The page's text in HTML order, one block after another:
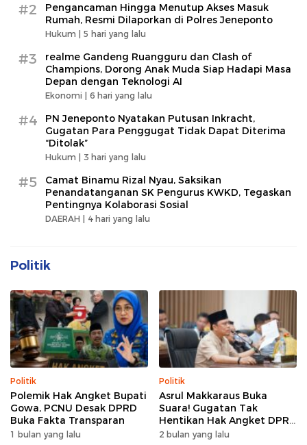
#2
Pengancaman Hingga Menutup Akses Masuk
Rumah, Resmi Dilaporkan di Polres Jeneponto
Hukum | 5 hari yang lalu
#3
realme Gandeng Ruangguru dan Clash of
Champions, Dorong Anak Muda Siap Hadapi Masa
Depan dengan Teknologi AI
Ekonomi | 6 hari yang lalu
#4
PN Jeneponto Nyatakan Putusan Inkracht,
Gugatan Para Penggugat Tidak Dapat Diterima
“Ditolak”
Hukum | 3 hari yang lalu
#5
Camat Binamu Rizal Nyau, Saksikan
Penandatanganan SK Pengurus KWKD, Tegaskan
Pentingnya Kolaborasi Sosial
DAERAH | 4 hari yang lalu
Politik
Politik
Polemik Hak Angket Bupati
Gowa, PCNU Desak DPRD
Buka Fakta Transparan
1 bulan yang lalu
Politik
Asrul Makkaraus Buka
Suara! Gugatan Tak
Hentikan Hak Angket DPRD
Gowa
2 bulan yang lalu